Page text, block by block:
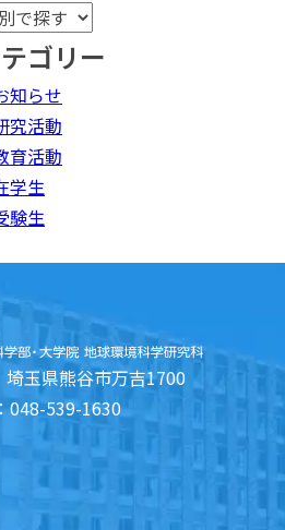
ゴリー
知らせ
究活動
育活動
学生
験生
玉県熊谷市万吉1700
048-539-1630